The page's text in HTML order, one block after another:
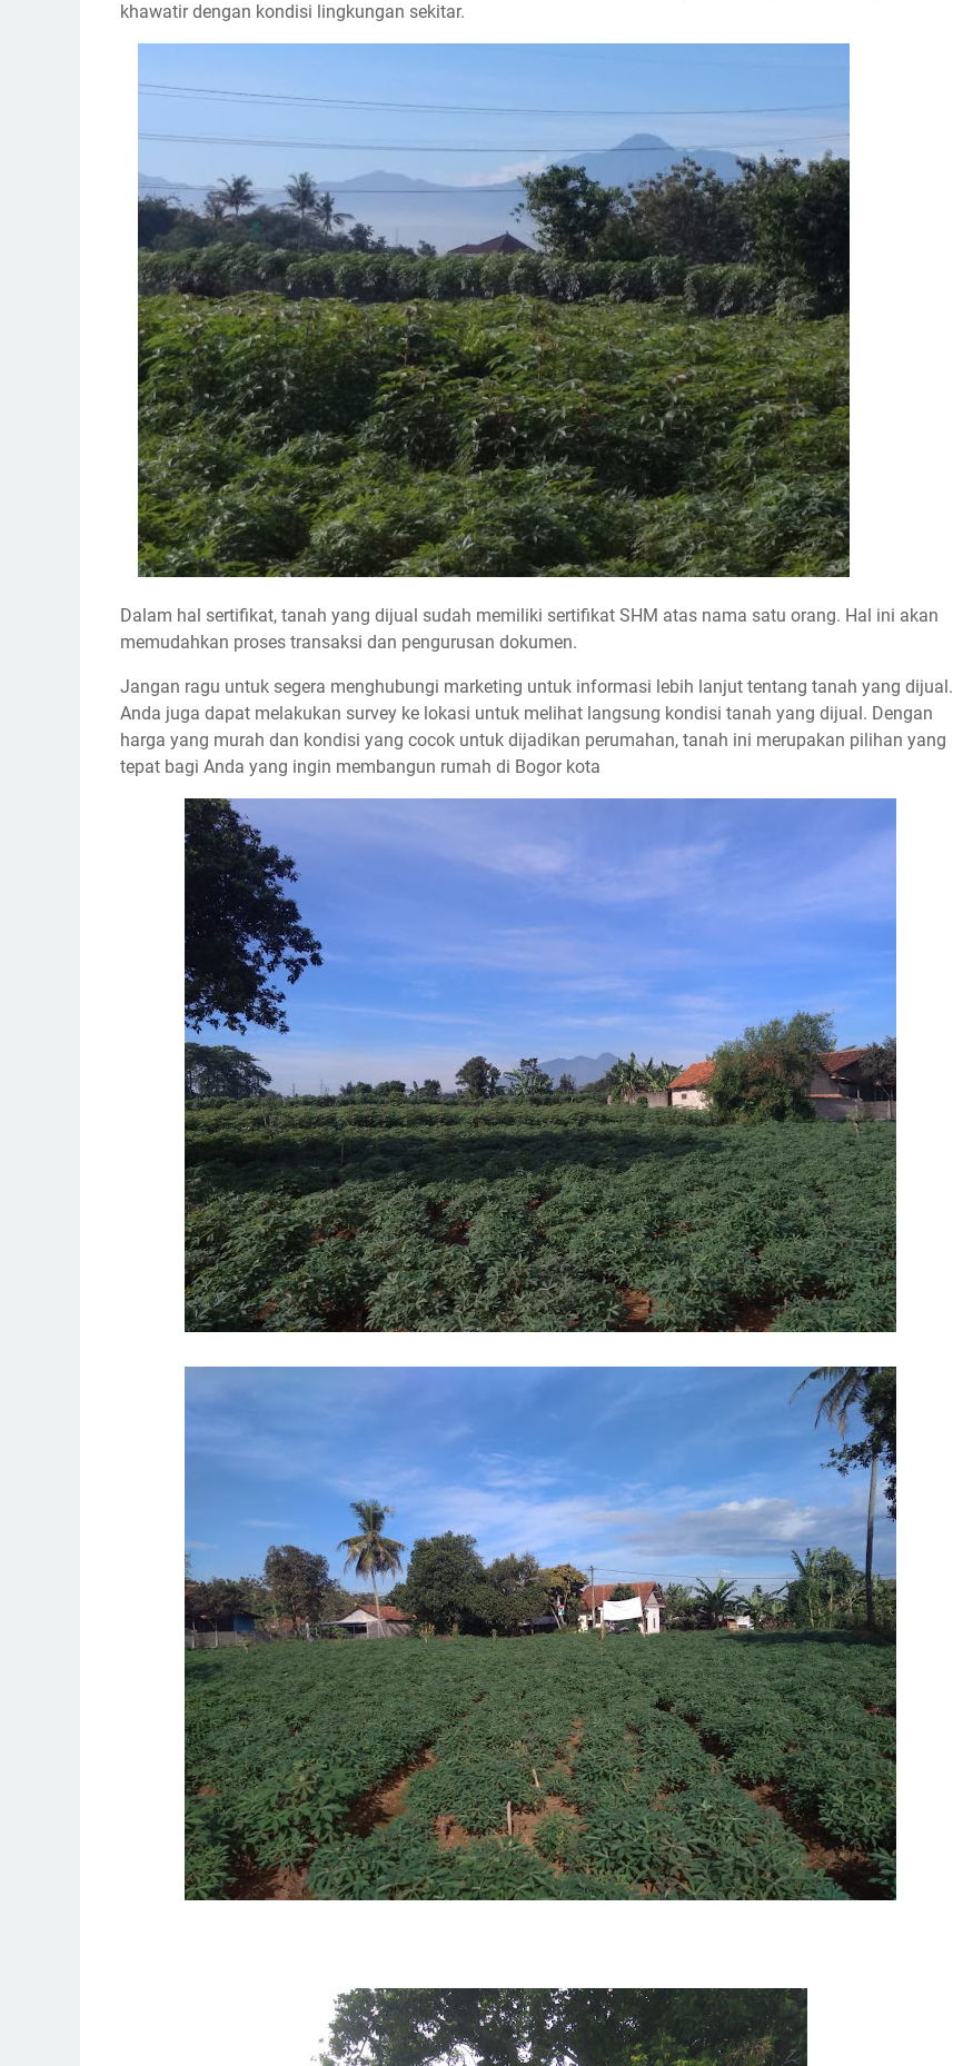
khawatir dengan kondisi lingkungan sekitar.
Dalam hal sertifikat, tanah yang dijual sudah memiliki sertifikat SHM atas nama satu orang. Hal ini akan
memudahkan proses transaksi dan pengurusan dokumen.
Jangan ragu untuk segera menghubungi marketing untuk informasi lebih lanjut tentang tanah yang dijual.
Anda juga dapat melakukan survey ke lokasi untuk melihat langsung kondisi tanah yang dijual. Dengan
harga yang murah dan kondisi yang cocok untuk dijadikan perumahan, tanah ini merupakan pilihan yang
tepat bagi Anda yang ingin membangun rumah di Bogor kota